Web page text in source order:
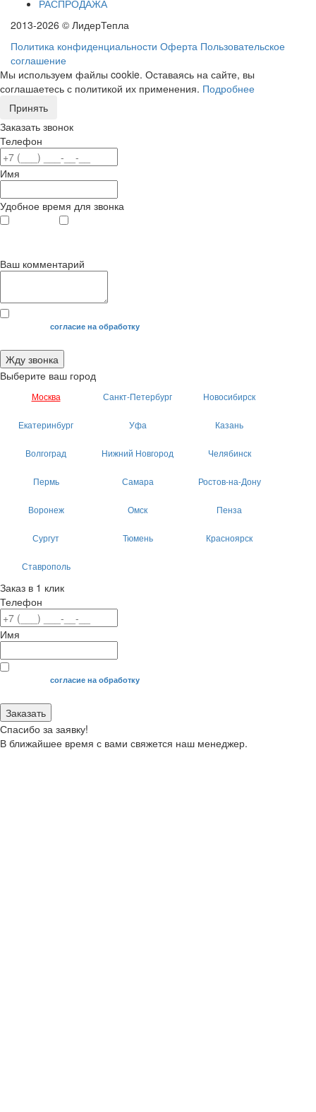
РАСПРОДАЖА
2013-2026 © ЛидерТепла
Политика конфиденциальности Оферта Пользовательское
соглашение
Мы используем файлы cookie. Оставаясь на сайте, вы
соглашаетесь с политикой их применения. Подробнее
Принять
Заказать звонок
Телефон
Имя
Удобное время для звонка
Ваш комментарий
Я даю своесогласие на обработку
Жду звонка
Выберите ваш город
Москва Санкт-Петербург Новосибирск
Екатеринбург Уфа Казань
Волгоград Нижний Новгород Челябинск
Пермь Самара Ростов-на-Дону
Воронеж Омск Пенза
Сургут Тюмень Красноярск
Ставрополь
Заказ в 1 клик
Телефон
Имя
Я даю своесогласие на обработку
Заказать
Спасибо за заявку!
В ближайшее время с вами свяжется наш менеджер.